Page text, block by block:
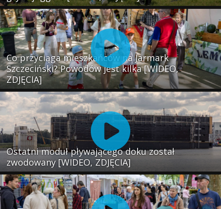
Co przyciąga mieszkańców na Jarmark
Szczeciński? Powodów jest kilka [WIDEO,
ZDJĘCIA]
Ostatni moduł pływającego doku został
zwodowany [WIDEO, ZDJĘCIA]